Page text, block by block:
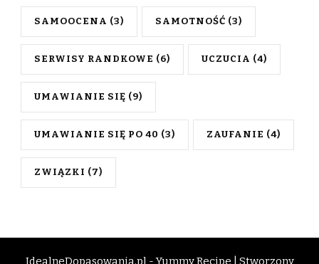
SAMOOCENA (3) SAMOTNOŚĆ (3)
SERWISY RANDKOWE (6) UCZUCIA (4)
UMAWIANIE SIĘ (9)
UMAWIANIE SIĘ PO 40 (3) ZAUFANIE (4)
ZWIĄZKI (7)
IdealneDopasowania.pl -Yummy Recipe | Stworzony